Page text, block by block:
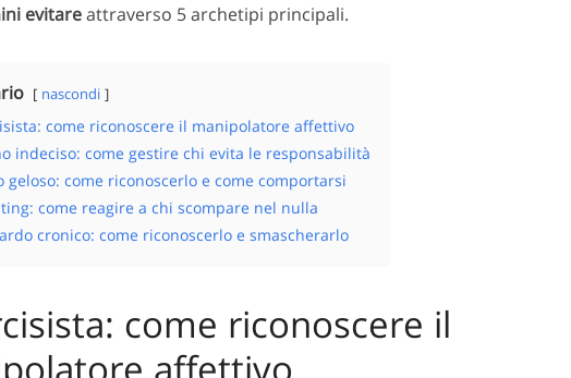
evitareattraverso 5 archetipi principali.
nascondi
come riconoscere il manipolatore affettivo
indeciso: come gestire chi evita le responsabilità
geloso: come riconoscerlo e come comportarsi
come reagire a chi scompare nel nulla
cronico: come riconoscerlo e smascherarlo
come riconoscere il